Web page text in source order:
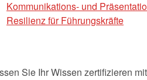
Kommunikations- und
Resilienz für Führungskräfte
Sie Ihr Wissen zertifizieren